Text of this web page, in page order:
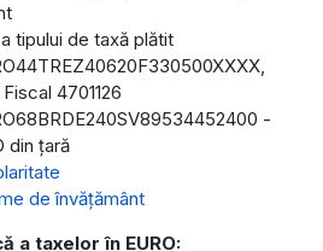
tipului de taxă plătit
4701126
-
din ţară
de învățământ
a taxelor în EURO: